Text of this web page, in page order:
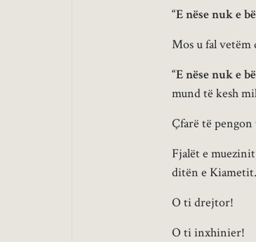
“E nëse nuk e
Mos u fal vetëm
“E nëse nuk e
mund të kesh
Çfarë të
Fjalët e
ditën e Kiametit.
O ti drejtor!
O ti inxhinier!